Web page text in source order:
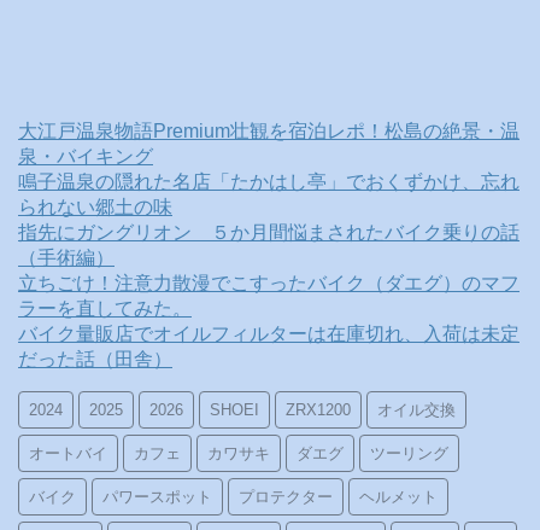
大江戸温泉物語Premium壮観を宿泊レポ！松島の絶景・温
泉・バイキング
鳴子温泉の隠れた名店「たかはし亭」でおくずかけ、忘れ
られない郷土の味
指先にガングリオン ５か月間悩まされたバイク乗りの話
（手術編）
立ちごけ！注意力散漫でこすったバイク（ダエグ）のマフ
ラーを直してみた。
バイク量販店でオイルフィルターは在庫切れ、入荷は未定
だった話（田舎）
2024 2025 2026 SHOEI ZRX1200 オイル交換
オートバイ カフェ カワサキ ダエグ ツーリング
バイク パワースポット プロテクター ヘルメット